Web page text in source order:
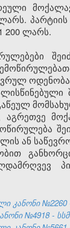
200 ლარს.
აგრეთვე
ან
კანონი №2260
№4918 -